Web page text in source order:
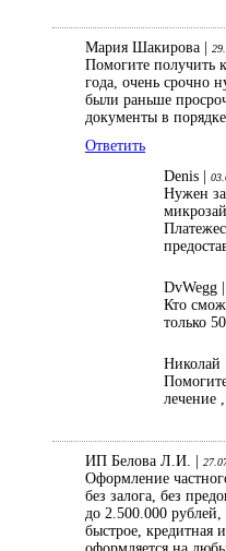
Мария Шакирова |
Помогите получить
года, очень срочно
были раньше
документы в порядке
Ответить
Denis |
Нужен
DvWegg |
Кто
только
Николай |
лечение
ИП Белова Л.И. |
Оформление
без залога, без
до 2.500.000
быстрое, кредитная